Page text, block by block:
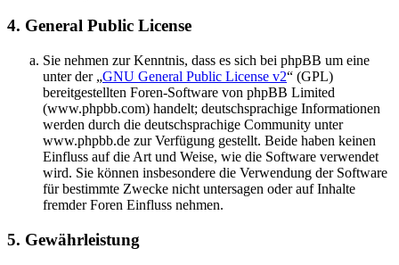
4. General Public License
Sie nehmen zur Kenntnis, dass es sich bei phpBB um eine
unter der „GNU General Public License v2“ (GPL)
bereitgestellten Foren-Software von phpBB Limited
(www.phpbb.com) handelt; deutschsprachige Informationen
werden durch die deutschsprachige Community unter
www.phpbb.de zur Verfügung gestellt. Beide haben keinen
Einfluss auf die Art und Weise, wie die Software verwendet
wird. Sie können insbesondere die Verwendung der Software
für bestimmte Zwecke nicht untersagen oder auf Inhalte
fremder Foren Einfluss nehmen.
5. Gewährleistung